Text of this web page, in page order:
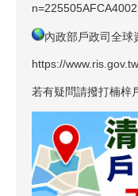
內政部戶政司全球
https://
若有疑問請撥打楠梓